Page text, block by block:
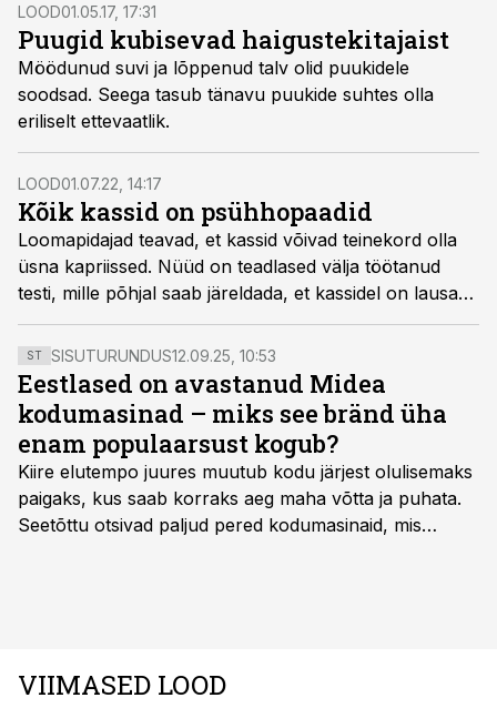
LOOD01.05.17, 17:31
Puugid kubisevad haigustekitajaist
Möödunud suvi ja lõppenud talv olid puukidele
soodsad. Seega tasub tänavu puukide suhtes olla
eriliselt ettevaatlik.
LOOD01.07.22, 14:17
Kõik kassid on psühhopaadid
Loomapidajad teavad, et kassid võivad teinekord olla
üsna kapriissed. Nüüd on teadlased välja töötanud
testi, mille põhjal saab järeldada, et kassidel on lausa
psühhopaatilisi jooni.
ST SISUTURUNDUS12.09.25, 10:53
Eestlased on avastanud Midea
kodumasinad – miks see bränd üha
enam populaarsust kogub?
Kiire elutempo juures muutub kodu järjest olulisemaks
paigaks, kus saab korraks aeg maha võtta ja puhata.
Seetõttu otsivad paljud pered kodumasinaid, mis
VIIMASED LOOD